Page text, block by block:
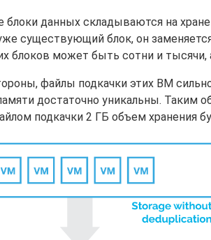
блоки данных складываются на
существующий блок, он
блоков может быть сотни и
файлы подкачки этих ВМ
достаточно уникальны. Таким
подкачки 2 ГБ объем хранения